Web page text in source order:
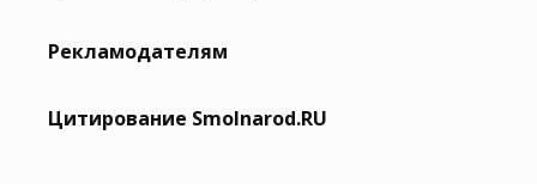
Рекламодателям
Цитирование Smolnarod.RU